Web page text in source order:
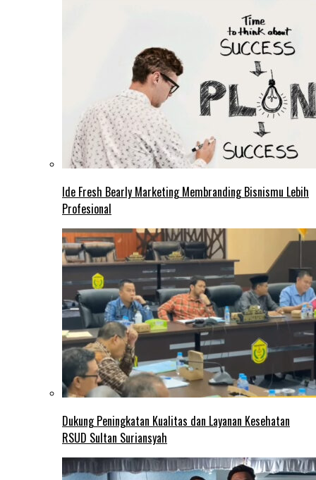
Ide Fresh Bearly Marketing Membranding Bisnismu Lebih
Profesional
Dukung Peningkatan Kualitas dan Layanan Kesehatan
RSUD Sultan Suriansyah